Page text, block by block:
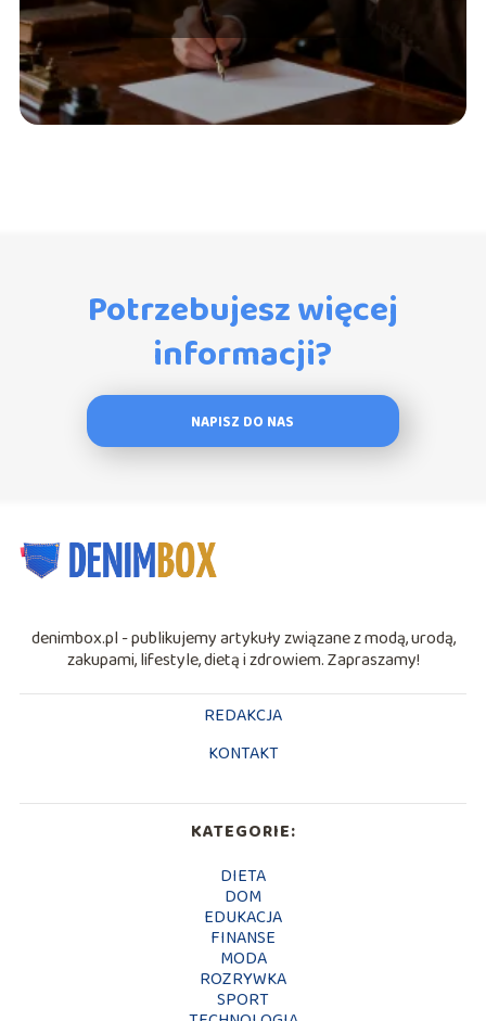
Potrzebujesz więcej
informacji?
NAPISZ DO NAS
denimbox.pl - publikujemy artykuły związane z modą, urodą,
zakupami, lifestyle, dietą i zdrowiem. Zapraszamy!
REDAKCJA
KONTAKT
KATEGORIE:
DIETA
DOM
EDUKACJA
FINANSE
MODA
ROZRYWKA
SPORT